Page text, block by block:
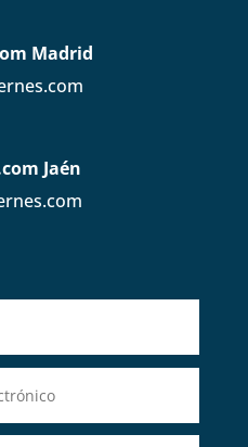
Madrid
Jaén